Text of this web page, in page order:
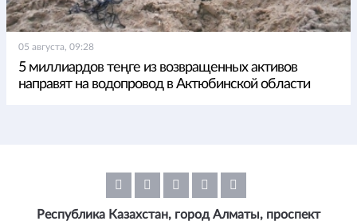
05 августа, 09:28
5 миллиардов теңге из возвращенных активов
направят на водопровод в Актюбинской области
Республика Казахстан, город Алматы, проспект